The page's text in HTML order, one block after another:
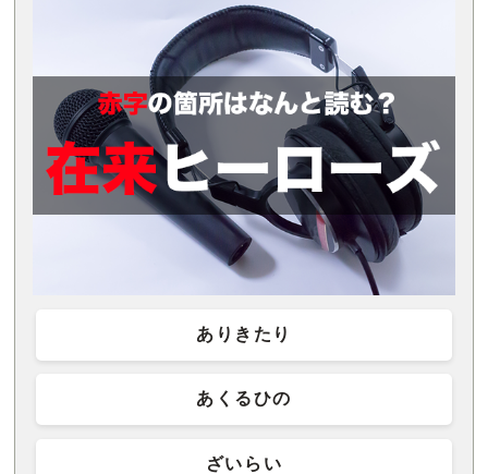
ありきたり
あくるひの
ざいらい